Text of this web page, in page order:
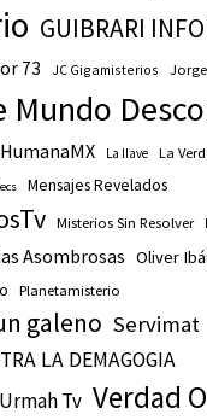
GUIBRARI
73 JC Gigamisterios
Mundo
La llave La
Mensajes Revelados
Misterios Sin Resolver
Asombrosas Oliver
Planetamisterio
galeno Servimat
LA DEMAGOGIA
Urmah Tv Verdad